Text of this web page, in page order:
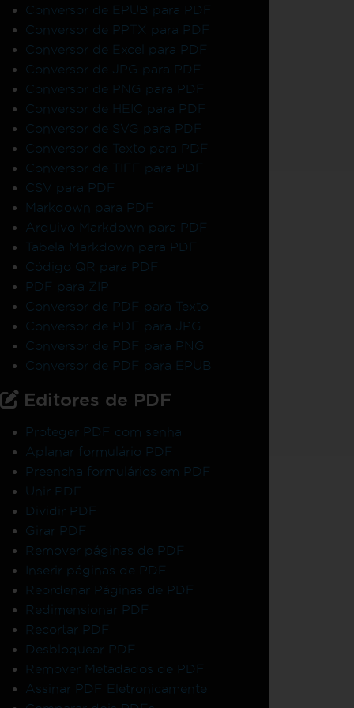
Conversor de EPUB para PDF
Conversor de PPTX para PDF
Conversor de Excel para PDF
Conversor de JPG para PDF
Conversor de PNG para PDF
Conversor de HEIC para PDF
Conversor de SVG para PDF
Conversor de Texto para PDF
Conversor de TIFF para PDF
CSV para PDF
Markdown para PDF
Arquivo Markdown para PDF
Tabela Markdown para PDF
Código QR para PDF
PDF para ZIP
Conversor de PDF para Texto
Conversor de PDF para JPG
Conversor de PDF para PNG
Conversor de PDF para EPUB
Editores de PDF
Proteger PDF com senha
Aplanar formulário PDF
Preencha formulários em PDF
Unir PDF
Dividir PDF
Girar PDF
Remover páginas de PDF
Inserir páginas de PDF
Reordenar Páginas de PDF
Redimensionar PDF
Recortar PDF
Desbloquear PDF
Remover Metadados de PDF
Assinar PDF Eletronicamente